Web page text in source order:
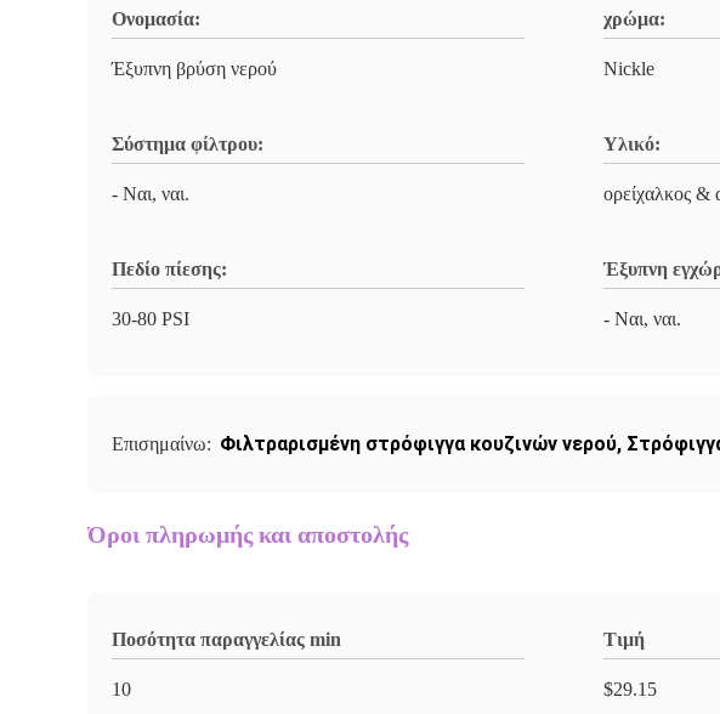
Ονομασία:
Έξυπνη βρύση νερού
χρώμα:
Nickle
Σύστημα φίλτρου:
- Ναι, ναι.
Υλικό:
ορείχαλκος &
Πεδίο πίεσης:
30-80 PSI
Έξυπνη
- Ναι, ναι.
Επισημαίνω: Φιλτραρισμένη στρόφιγγα κουζινών νερού,
Όροι πληρωμής και αποστολής
Ποσότητα παραγγελίας min
10
Τιμή
$29.15